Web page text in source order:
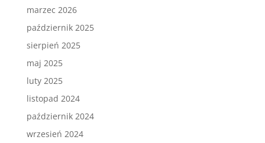
marzec 2026
październik 2025
sierpień 2025
maj 2025
luty 2025
listopad 2024
październik 2024
wrzesień 2024